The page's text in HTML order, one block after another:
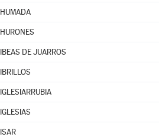
HUMADA
HURONES
IBEAS DE JUARROS
IBRILLOS
IGLESIARRUBIA
IGLESIAS
ISAR